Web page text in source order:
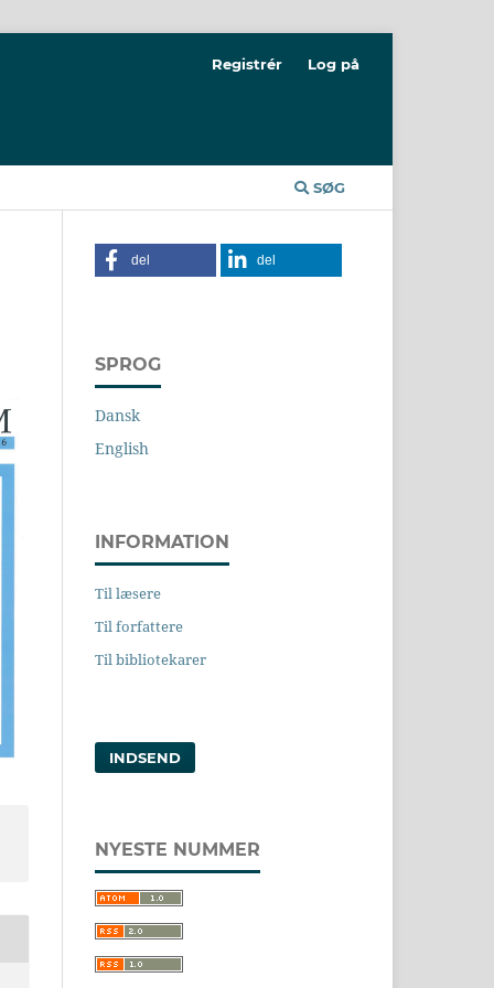
SØG
Registrér Log på
del del
SPROG
Dansk
English
INFORMATION
Til læsere
Til forfattere
Til bibliotekarer
INDSEND
NYESTE NUMMER